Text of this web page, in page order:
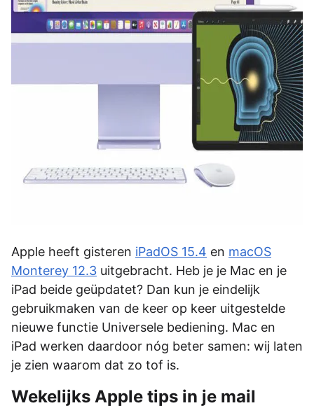
Apple heeft gisteren iPadOS 15.4 en macOS
Monterey 12.3 uitgebracht. Heb je je Mac en je
iPad beide geüpdatet? Dan kun je eindelijk
gebruikmaken van de keer op keer uitgestelde
nieuwe functie Universele bediening. Mac en
iPad werken daardoor nóg beter samen: wij laten
je zien waarom dat zo tof is.
Wekelijks Apple tips in je mail